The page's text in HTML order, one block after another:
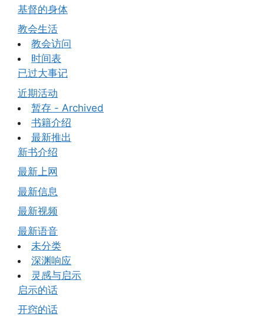
基督的身体
教会生活
教会访问
时间表
已过大事记
近期活动
暂存 - Archived
书籍介绍
最新推出
新书介绍
最新上网
最新信息
最新视频
最新语音
未分类
深渊响应
灵感与启示
启示的话
开窍的话